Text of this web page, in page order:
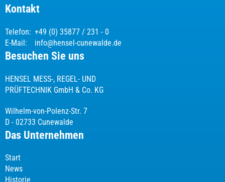
Kontakt
Telefon: +49 (0) 35877 / 231 - 0
E-Mail:
info@hensel-cunewalde.de
Besuchen Sie uns
HENSEL MESS-, REGEL- UND
PRÜFTECHNIK GmbH & Co. KG
Wilhelm-von-Polenz-Str. 7
D - 02733 Cunewalde
Das Unternehmen
Start
News
Historie